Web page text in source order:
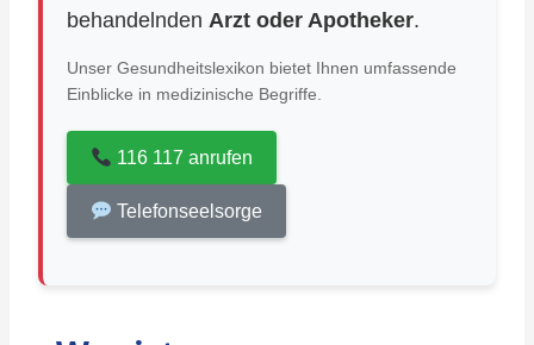
behandelnden Arzt oder Apotheker.
Unser Gesundheitslexikon bietet Ihnen umfassende
Einblicke in medizinische Begriffe.
116 117 anrufen
Telefonseelsorge